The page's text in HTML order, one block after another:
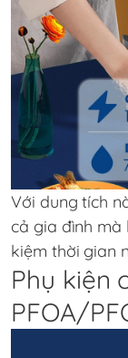
Với dung tích
cả gia đình mà
kiệm thời gian
Phụ kiện
PFOA/